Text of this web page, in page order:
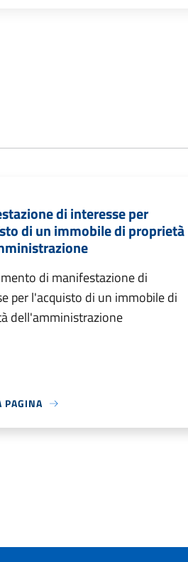
di interesse per
di un immobile di proprietà
di manifestazione di
per l'acquisto di un immobile di
dell'amministrazione
PAGINA